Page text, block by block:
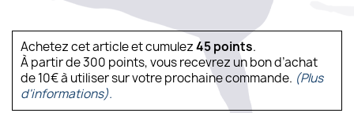
Achetez cet article et cumulez45points.
À partir de 300 points, vous recevrez un bon d’achat
de 10€ à utiliser sur votre prochaine commande. (Plus
d'informations).